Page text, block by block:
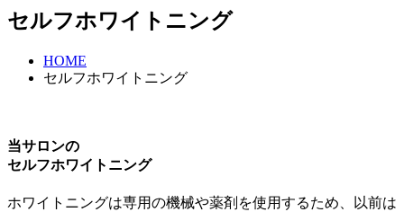
セルフホワイトニング
HOME
セルフホワイトニング
当サロンの
セルフホワイトニング
ホワイトニングは専用の機械や薬剤を使用するため、以前は